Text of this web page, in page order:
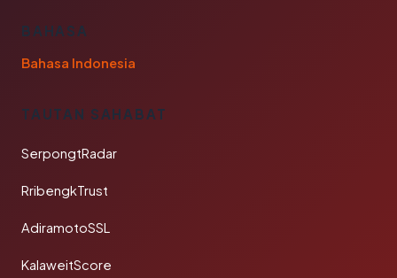
BAHASA
Bahasa Indonesia
TAUTAN SAHABAT
SerpongtRadar
RribengkTrust
AdiramotoSSL
KalaweitScore